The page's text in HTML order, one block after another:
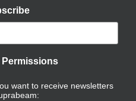
Permissions
want to receive newsletters